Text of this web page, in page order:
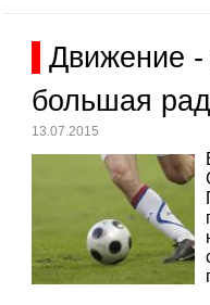
Движение -
большая
13.07.2015